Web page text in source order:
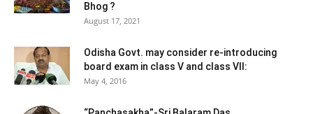
Bhog ?
August 17, 2021
Odisha Govt. may consider re-introducing
board exam in class V and class VII:
May 4, 2016